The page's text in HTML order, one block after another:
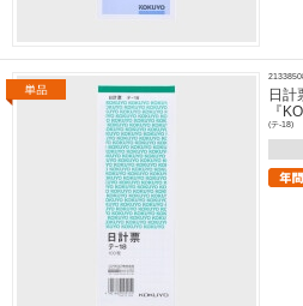
日計
『
(テ-18)